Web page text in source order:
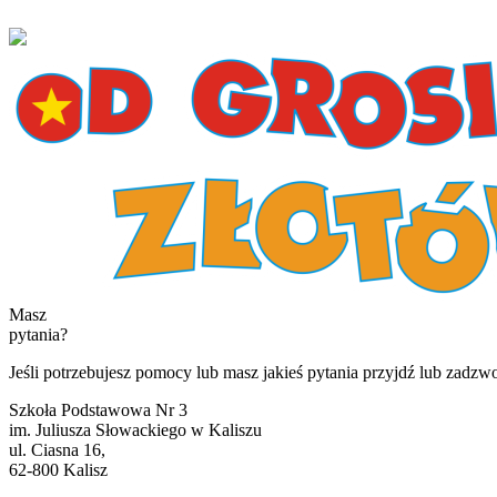
Masz
pytania?
Jeśli potrzebujesz pomocy lub masz jakieś pytania przyjdź lub
Szkoła Podstawowa Nr 3
im. Juliusza Słowackiego w Kaliszu
ul. Ciasna 16,
62-800 Kalisz